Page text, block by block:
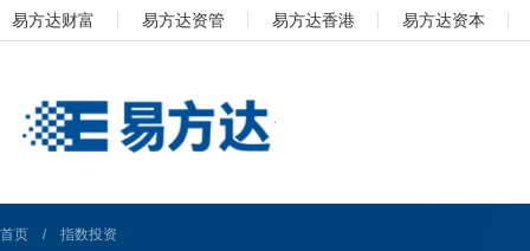
易方达财富 易方达资管 易方达香港 易方达资本
首页 / 指数投资